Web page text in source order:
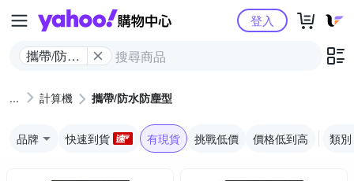
Yahoo購物中心
攜帶/防水
登入
計算機 攜帶/防水防塵型
品牌 快速到貨 有現貨 挑戰低價 價格低到高 類別